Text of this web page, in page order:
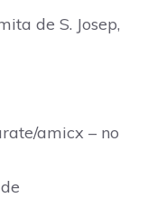
de S. Josep,
amicx – no